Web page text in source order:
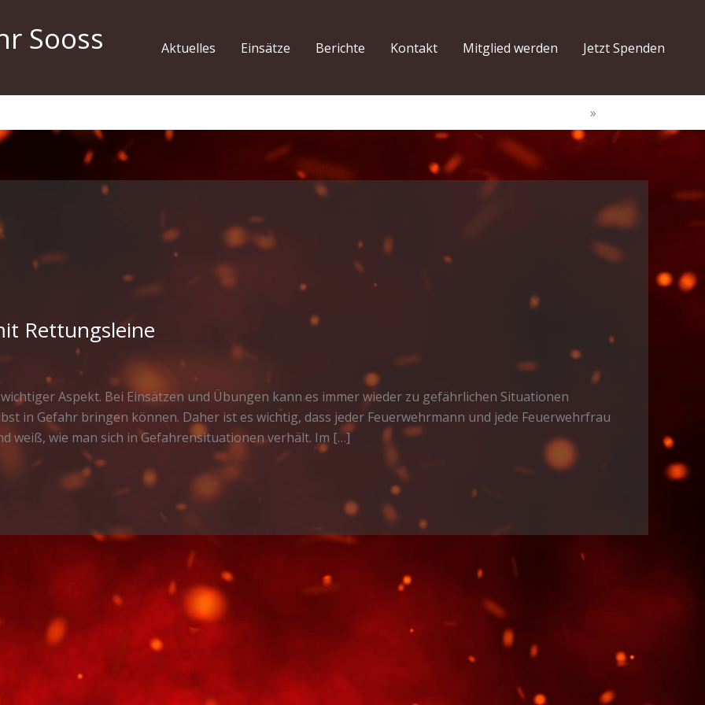
Sooss Aktuelles Einsätze Berichte Kontakt Mitglied werden Jetzt Spenden
Rettungsleine
Aspekt. Bei Einsätzen und Übungen kann es immer wieder zu gefährlichen Situationen
in Gefahr bringen können. Daher ist es wichtig, dass jeder Feuerwehrmann und jede Feuerwehrfrau
weiß, wie man sich in Gefahrensituationen verhält. Im […]